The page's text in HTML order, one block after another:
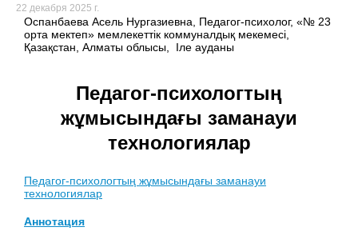
22 декабря 2025 г.
Оспанбаева Асель Нургазиевна, Педагог-психолог, «№ 23
орта мектеп» мемлекеттік коммуналдық мекемесі,
Қазақстан, Алматы облысы, Іле ауданы
Педагог-психологтың
жұмысындағы заманауи
технологиялар
Педагог-психологтың жұмысындағы заманауи
технологиялар
Аннотация